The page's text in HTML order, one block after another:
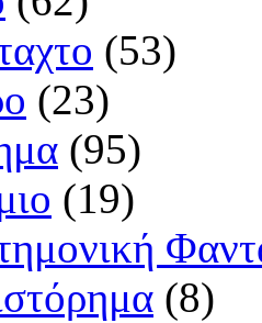
(53)
(23)
(95)
(19)
(8)